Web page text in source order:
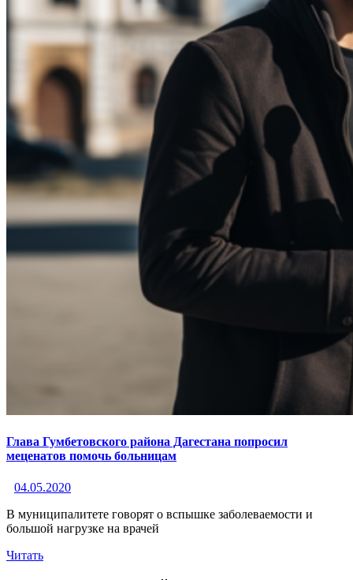
Глава Гумбетовского района Дагестана попросил
меценатов помочь больницам
04.05.2020
В муниципалитете говорят о вспышке заболеваемости и
большой нагрузке на врачей
Читать